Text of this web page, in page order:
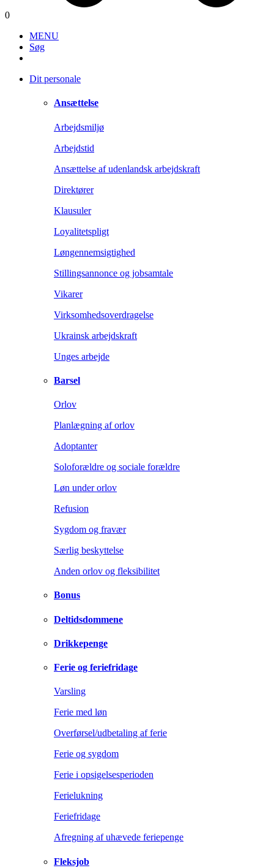
0
MENU
Søg
Dit personale
Ansættelse
Arbejdsmiljø
Arbejdstid
Ansættelse af udenlandsk arbejdskraft
Direktører
Klausuler
Loyalitetspligt
Løngennemsigtighed
Stillingsannonce og jobsamtale
Vikarer
Virksomhedsoverdragelse
Ukrainsk arbejdskraft
Unges arbejde
Barsel
Orlov
Planlægning af orlov
Adoptanter
Soloforældre og sociale forældre
Løn under orlov
Refusion
Sygdom og fravær
Særlig beskyttelse
Anden orlov og fleksibilitet
Bonus
Deltidsdommene
Drikkepenge
Ferie og feriefridage
Varsling
Ferie med løn
Overførsel/udbetaling af ferie
Ferie og sygdom
Ferie i opsigelsesperioden
Ferielukning
Feriefridage
Afregning af uhævede feriepenge
Fleksjob